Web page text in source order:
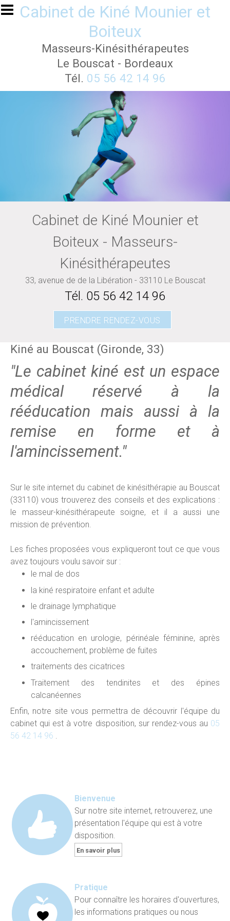
Aller au contenu principal
Cabinet de Kiné Mounier et
Boiteux
Masseurs-Kinésithérapeutes
Le Bouscat - Bordeaux
Tél. 05 56 42 14 96
Cabinet de Kiné Mounier et
Boiteux - Masseurs-
Kinésithérapeutes
33, avenue de de la Libération - 33110 Le Bouscat
Tél. 05 56 42 14 96
PRENDRE RENDEZ-VOUS
Kiné au Bouscat (Gironde, 33)
"Le cabinet kiné est un espace
médical réservé à la
rééducation mais aussi à la
remise en forme et à
l'amincissement."
Sur le site internet du cabinet de kinésithérapie au Bouscat
(33110) vous trouverez des conseils et des explications :
le masseur-kinésithérapeute soigne, et il a aussi une
mission de prévention.
Les fiches proposées vous expliqueront tout ce que vous
avez toujours voulu savoir sur :
le mal de dos
la kiné respiratoire enfant et adulte
le drainage lymphatique
l'amincissement
rééducation en urologie, périnéale féminine, après
accouchement, problème de fuites
traitements des cicatrices
Traitement des tendinites et des épines
calcanéennes
Enfin, notre site vous permettra de découvrir l'équipe du
cabinet qui est à votre disposition, sur rendez-vous au 05
56 42 14 96
Bienvenue
Sur notre site internet, retrouverez, une
présentation l'équipe qui est à votre
disposition.
En savoir plus
Pratique
Pour connaître les horaires d'ouvertures,
les informations pratiques ou nous